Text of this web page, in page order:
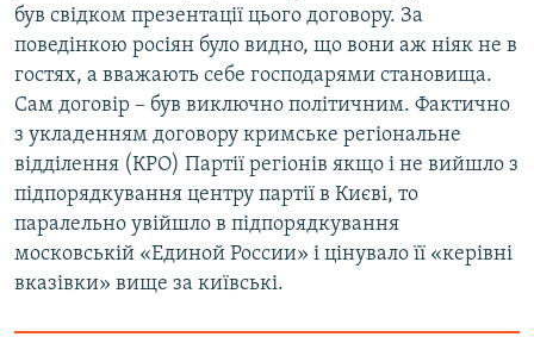
був свідком презентації цього договору. За
поведінкою росіян було видно, що вони аж ніяк не в
гостях, а вважають себе господарями становища.
Сам договір – був виключно політичним. Фактично
з укладенням договору кримське регіональне
відділення (КРО) Партії регіонів якщо і не вийшло з
підпорядкування центру партії в Києві, то
паралельно увійшло в підпорядкування
московській «Единой России» і цінувало її «керівні
вказівки» вище за київські.